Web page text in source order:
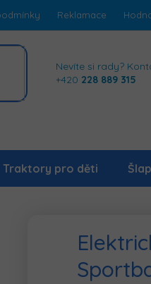
Reklamace
Nevíte si rady?
+420 228 889 315
Traktory pro děti